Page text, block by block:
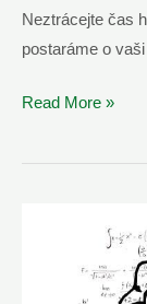
Neztrácejte čas
postaráme o
Otevření
Dveří
Dispečink
Read More »